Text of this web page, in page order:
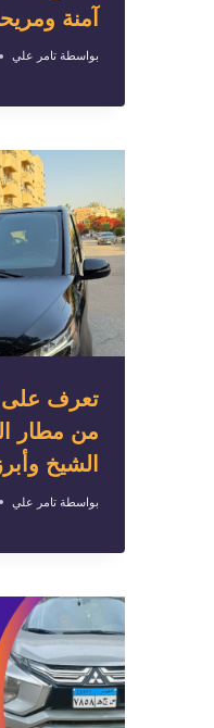
آمنة
بواسطة تامر علي
تعرف على
من مطار
الشيخ
بواسطة تامر علي